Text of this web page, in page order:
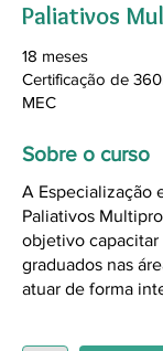
Paliativos
18 meses
Certificação de
MEC
Sobre o curso
A Especialização
Paliativos
objetivo capacitar
graduados nas
atuar de forma